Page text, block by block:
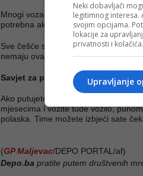
Mnogi vozači misle da je dovoljna
potrebna ako je auto od supruge ili
Sve češće se dešava da porodice s
nemaju ovaj jedan papir.
Savjet za putnike
Ako putujete preko hrvatsko-
mjesecima i vozite tuđe vozilo,
polaska. Time možete izbjeći sate
(GP Maljevac/DEPO PORTAL/af)
Depo.ba pratite putem društvenih
Neki dobavljači
legitimnog interesa.
svojim opcijama.
lokacije za
privatnosti i kolačića.
Upravljanje